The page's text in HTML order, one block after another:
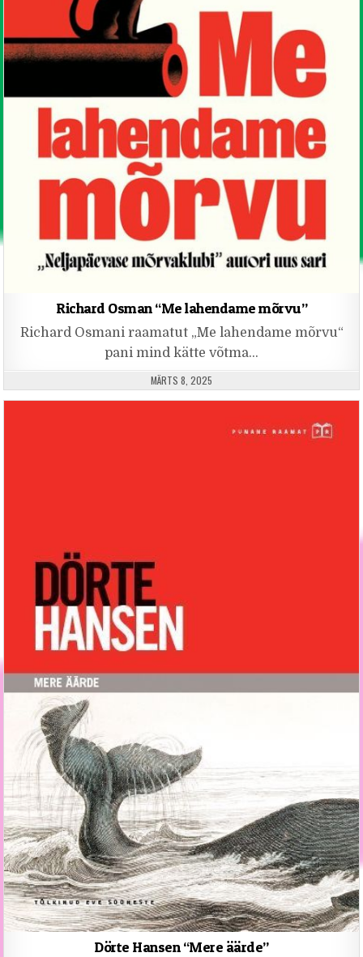
Richard Osman “Me lahendame mõrvu”
Richard Osmani raamatut „Me lahendame mõrvu“
pani mind kätte võtma…
PUBLISHED DATE:
MÄRTS 8, 2025
Dörte Hansen “Mere äärde”